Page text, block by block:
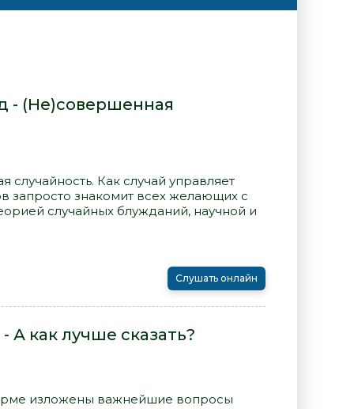
- (Не)совершенная
Как случай управляет
знакомит всех желающих с
случайных блужданий, научной и
Слушать онлайн
А как лучше сказать?
изложены важнейшие вопросы